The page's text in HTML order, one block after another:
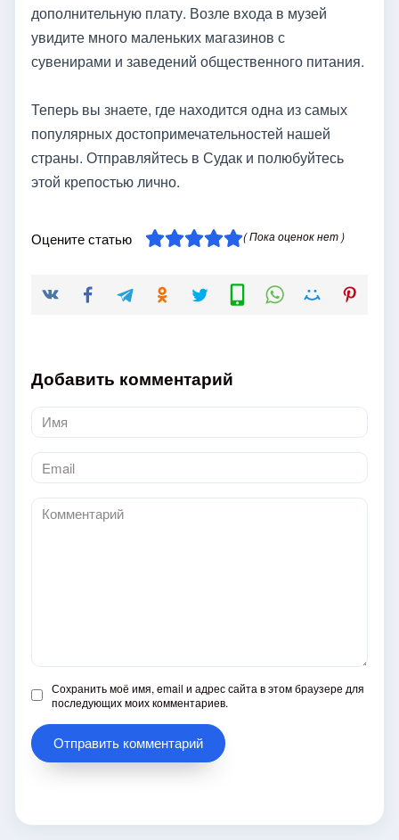
дополнительную плату. Возле входа в музей
увидите много маленьких магазинов с
сувенирами и заведений общественного питания.
Теперь вы знаете, где находится одна из самых
популярных достопримечательностей нашей
страны. Отправляйтесь в Судак и полюбуйтесь
этой крепостью лично.
Оцените статью ( Пока оценок нет )
Добавить комментарий
Имя
*
Email
*
Комментарий
Сохранить моё имя, email и адрес сайта в этом браузере для
последующих моих комментариев.